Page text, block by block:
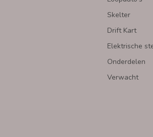
Skelter
Drift Kart
Elektrische
Onderdelen
Verwacht